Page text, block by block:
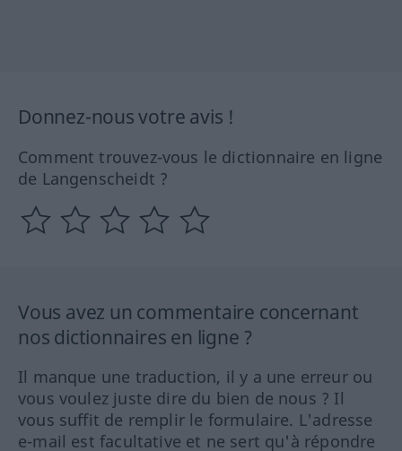
Donnez-nous votre avis !
Comment trouvez-vous le dictionnaire en ligne
de Langenscheidt ?
Vous avez un commentaire concernant
nos dictionnaires en ligne ?
Il manque une traduction, il y a une erreur ou
vous voulez juste dire du bien de nous ? Il
vous suffit de remplir le formulaire. L'adresse
e-mail est facultative et ne sert qu'à répondre